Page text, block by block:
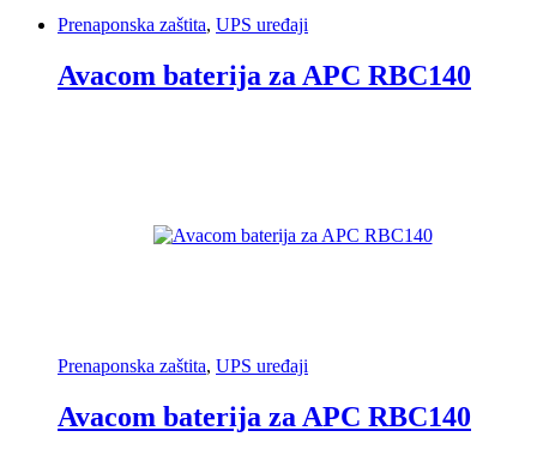
Prenaponska zaštita, UPS uređaji
Avacom baterija za APC RBC140
Prenaponska zaštita, UPS uređaji
Avacom baterija za APC RBC140